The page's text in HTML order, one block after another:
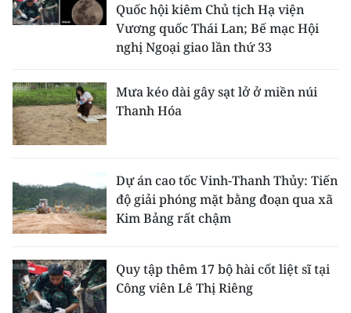
Quốc hội kiêm Chủ tịch Hạ viện
Vương quốc Thái Lan; Bế mạc Hội
nghị Ngoại giao lần thứ 33
Mưa kéo dài gây sạt lở ở miền núi
Thanh Hóa
Dự án cao tốc Vinh-Thanh Thủy: Tiến
độ giải phóng mặt bằng đoạn qua xã
Kim Bảng rất chậm
Quy tập thêm 17 bộ hài cốt liệt sĩ tại
Công viên Lê Thị Riêng